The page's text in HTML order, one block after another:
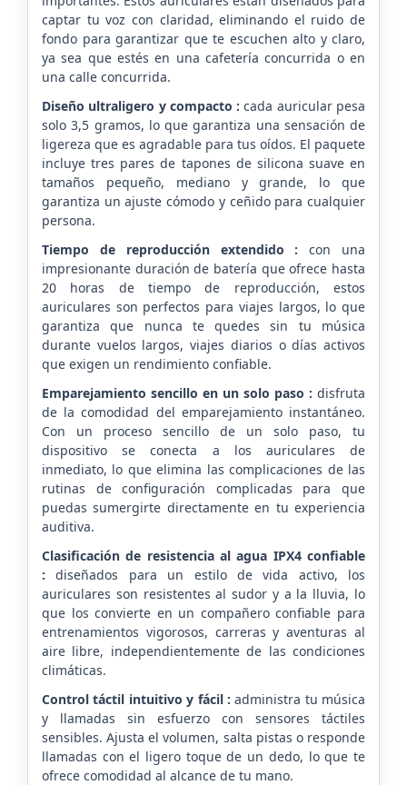
captar tu voz con claridad, eliminando el ruido de
fondo para garantizar que te escuchen alto y claro,
ya sea que estés en una cafetería concurrida o en
una calle concurrida.
Diseño ultraligero y compacto :cada auricular pesa
solo 3,5 gramos, lo que garantiza una sensación de
ligereza que es agradable para tus oídos. El paquete
incluye tres pares de tapones de silicona suave en
tamaños pequeño, mediano y grande, lo que
garantiza un ajuste cómodo y ceñido para cualquier
persona.
Tiempo de reproducción extendido : con una
impresionante duración de batería que ofrece hasta
20 horas de tiempo de reproducción, estos
auriculares son perfectos para viajes largos, lo que
garantiza que nunca te quedes sin tu música
durante vuelos largos, viajes diarios o días activos
que exigen un rendimiento confiable.
Emparejamiento sencillo en un solo paso : disfruta
de la comodidad del emparejamiento instantáneo.
Con un proceso sencillo de un solo paso, tu
dispositivo se conecta a los auriculares de
inmediato, lo que elimina las complicaciones de las
rutinas de configuración complicadas para que
puedas sumergirte directamente en tu experiencia
auditiva.
Clasificación de resistencia al agua IPX4 confiable
: diseñados para un estilo de vida activo, los
auriculares son resistentes al sudor y a la lluvia, lo
que los convierte en un compañero confiable para
entrenamientos vigorosos, carreras y aventuras al
aire libre, independientemente de las condiciones
climáticas.
Control táctil intuitivo y fácil :administra tu música
y llamadas sin esfuerzo con sensores táctiles
sensibles. Ajusta el volumen, salta pistas o responde
llamadas con el ligero toque de un dedo, lo que te
ofrece comodidad al alcance de tu mano.